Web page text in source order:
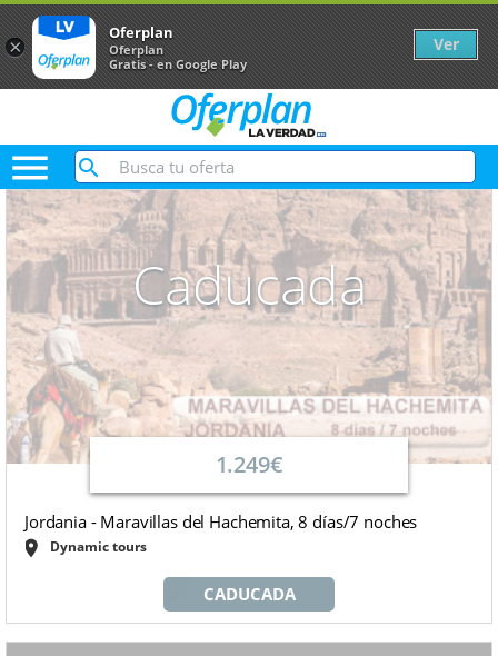

Caducada
1.249€
Jordania - Maravillas del Hachemita, 8 días/7 noches
Dynamic tours
CADUCADA
×
Oferplan
Oferplan
Gratis - en Google Play
Ver